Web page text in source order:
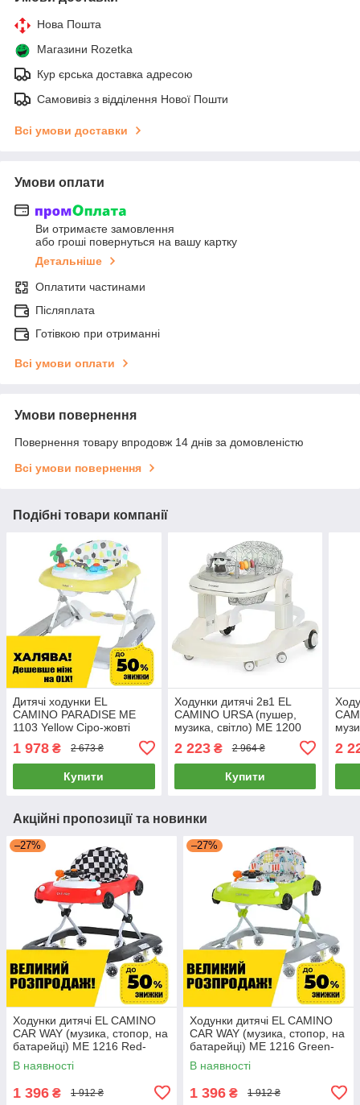
Нова Пошта
Магазини Rozetka
Кур єрська доставка адресою
Самовивіз з відділення Нової Пошти
Всі умови доставки
Умови оплати
Ви отримаєте замовлення
або гроші повернуться на вашу картку
Детальніше
Оплатити частинами
Післяплата
Готівкою при отриманні
Всі умови оплати
Умови повернення
Повернення товару впродовж 14 днів за домовленістю
Всі умови повернення
Подібні товари компанії
Дитячі ходунки EL
CAMINO PARADISE ME
1103 Yellow Сіро-жовті
1 978 ₴ 2 673 ₴
Купити
Ходунки дитячі 2в1 EL
CAMINO URSA (пушер,
музика, світло) ME 1200
2 223₴ 2 964 ₴
Купити
2
Акційні пропозиції та новинки
–27%
Ходунки дитячі EL CAMINO
CAR WAY (музика, стопор, на
батарейці) ME 1216 Red-
Black Червоно-чорні
В наявності
1 396 ₴ 1 912 ₴
–27%
Ходунки дитячі EL CAMINO
CAR WAY (музика, стопор, на
батарейці) ME 1216 Green-
Gray Зелено-сірі
В наявності
1 396 ₴ 1 912 ₴